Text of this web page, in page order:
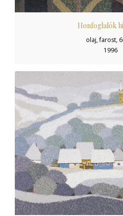
Honfoglalók
olaj, farost,
1996